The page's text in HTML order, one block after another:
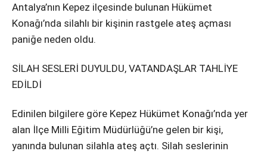
Instagram
Antalya’nın Kepez ilçesinde bulunan Hükümet
Konağı’nda silahlı bir kişinin rastgele ateş açması
paniğe neden oldu.
SİLAH SESLERİ DUYULDU, VATANDAŞLAR TAHLİYE
EDİLDİ
Edinilen bilgilere göre Kepez Hükümet Konağı’nda yer
alan İlçe Milli Eğitim Müdürlüğü’ne gelen bir kişi,
yanında bulunan silahla ateş açtı. Silah seslerinin